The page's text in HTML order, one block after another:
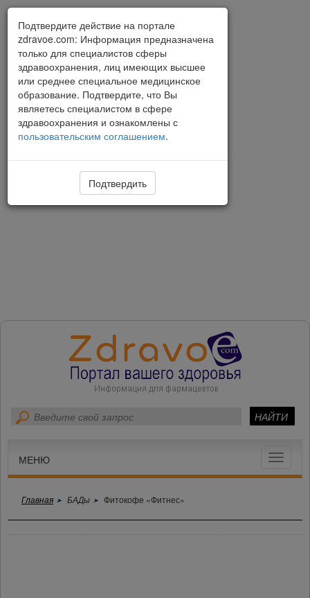
Toggle
МЕНЮ
Главная БАДы Фитокофе «Фитнес»
Подтвердите действие на портале
zdravoe.com: Информация предназначена
только для специалистов сферы
здравоохранения, лиц имеющих высшее
или среднее специальное медицинское
образование. Подтвердите, что Вы
являетесь специалистом в сфере
здравоохранения и ознакомлены с
пользовательским соглашением.
Подтвердить